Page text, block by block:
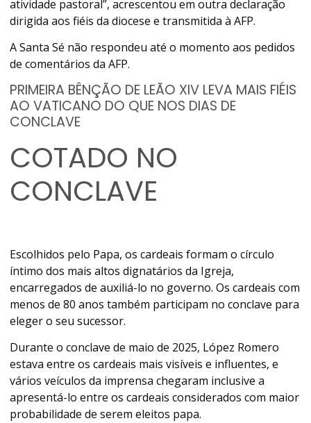
atividade pastoral”, acrescentou em outra declaração
dirigida aos fiéis da diocese e transmitida à AFP.
A Santa Sé não respondeu até o momento aos pedidos
de comentários da AFP.
PRIMEIRA BÊNÇÃO DE LEÃO XIV LEVA MAIS FIÉIS
AO VATICANO DO QUE NOS DIAS DE
CONCLAVE
COTADO NO
CONCLAVE
Escolhidos pelo Papa, os cardeais formam o círculo
íntimo dos mais altos dignatários da Igreja,
encarregados de auxiliá-lo no governo. Os cardeais com
menos de 80 anos também participam no conclave para
eleger o seu sucessor.
Durante o conclave de maio de 2025, López Romero
estava entre os cardeais mais visíveis e influentes, e
vários veículos da imprensa chegaram inclusive a
apresentá-lo entre os cardeais considerados com maior
probabilidade de serem eleitos papa.